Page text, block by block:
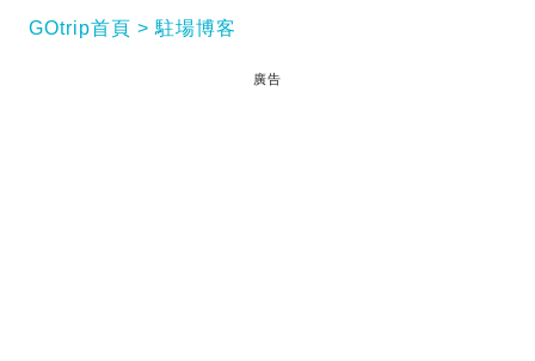
GOtrip首頁 駐場博客
廣告